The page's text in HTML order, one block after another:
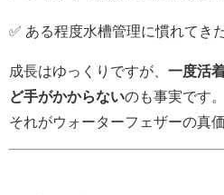
✅ ある程度水槽管理に慣れてき
成長はゆっくりですが、 一度活
ど手がかからないのも事実です
それがウォーターフェザーの真